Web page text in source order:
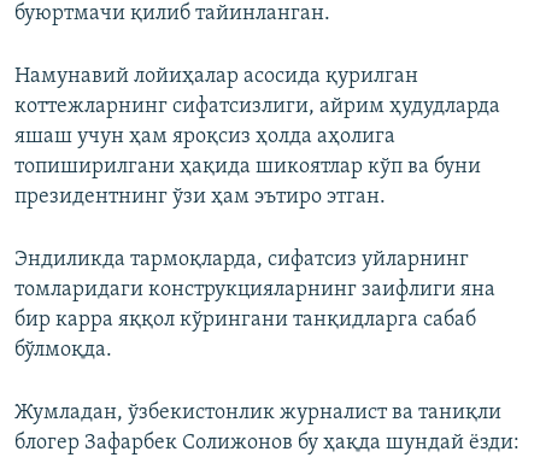
буюртмачи қилиб тайинланган.
Намунавий лойиҳалар асосида қурилган
коттежларнинг сифатсизлиги, айрим ҳудудларда
яшаш учун ҳам яроқсиз ҳолда аҳолига
топиширилгани ҳақида шикоятлар кўп ва буни
президентнинг ўзи ҳам эътиро этган.
Эндиликда тармоқларда, сифатсиз уйларнинг
томларидаги конструкцияларнинг заифлиги яна
бир карра яққол кўрингани танқидларга сабаб
бўлмоқда.
Жумладан, ўзбекистонлик журналист ва таниқли
блогер Зафарбек Солижонов бу ҳақда шундай ёзди: